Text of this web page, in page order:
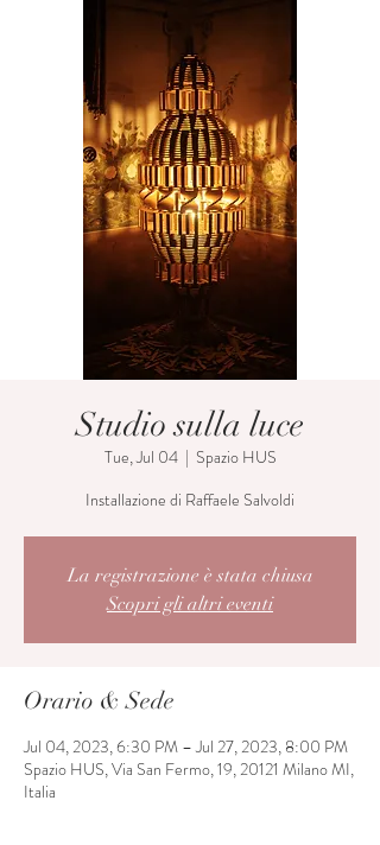
Studio sulla luce
Tue, Jul 04
  |
Spazio HUS
Installazione di Raffaele Salvoldi
La registrazione è stata chiusa
Scopri gli altri eventi
Orario & Sede
Jul 04, 2023, 6:30 PM – Jul 27, 2023, 8:00 PM
Spazio HUS, Via San Fermo, 19, 20121 Milano MI,
Italia